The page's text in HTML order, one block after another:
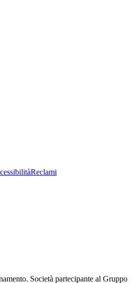
Reclami
Società partecipante al Gruppo